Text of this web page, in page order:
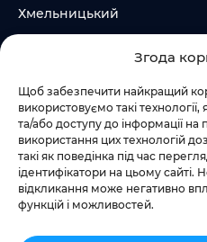
Згода
Щоб забезпечити найкращий
використовуємо такі
та/або доступу до інформації на
використання цих технологій
такі як поведінка під час
ідентифікатори на цьому сайті.
відкликання може негативно
функцій і можливостей.
Хмельницький
Суми
Слідкувати за нами
+38 073 185 81 11
+38 067 457 86 44